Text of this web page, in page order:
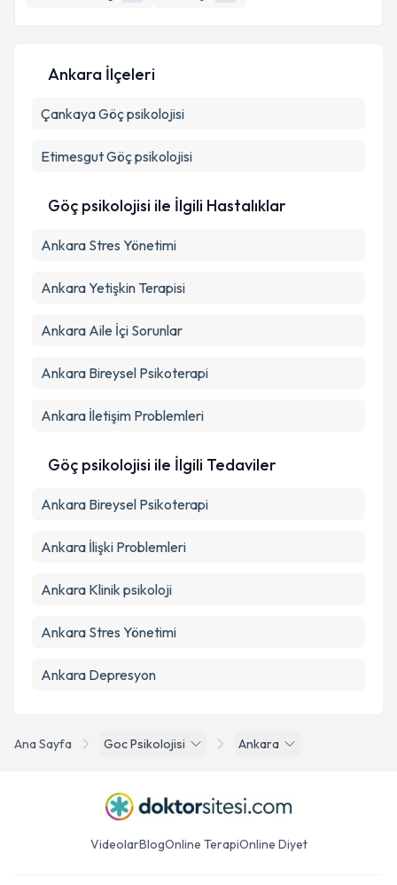
E-posta Adresiniz
Kişisel verilerimin işlenmesine ilişkin
kapsamda işlenmesini kabul ediyorum.
Takvim Talebini Gönder
Ana Sayfa Goc Psikolojisi Ankara
Ankara İlçeleri
ÇankayaGöç psikolojisi
EtimesgutGöç psikolojisi
Göç psikolojisi ile İlgili Hastalıklar
Ankara Stres Yönetimi
Ankara Yetişkin Terapisi
Ankara Aile İçi Sorunlar
Ankara Bireysel Psikoterapi
Ankara İletişim Problemleri
Göç psikolojisi ile İlgili Tedaviler
Ankara Bireysel Psikoterapi
Ankara İlişki Problemleri
Ankara Klinik psikoloji
Ankara Stres Yönetimi
Ankara Depresyon
VideolarBlogOnline TerapiOnline Diyet